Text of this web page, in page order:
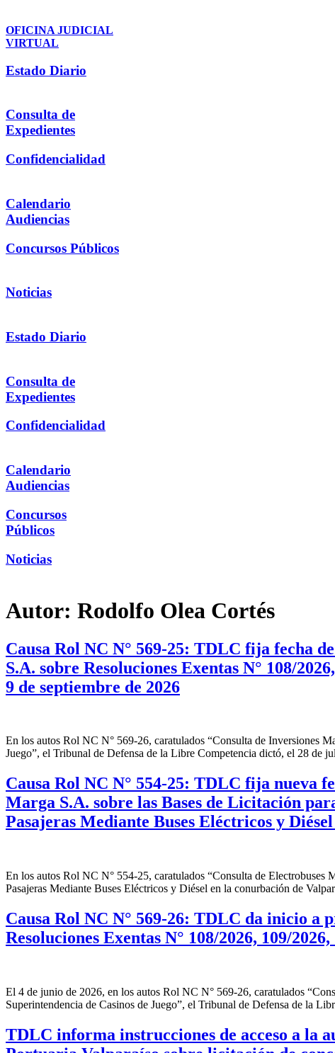
OFICINA JUDICIAL
VIRTUAL
Estado Diario
Consulta de
Expedientes
Confidencialidad
Calendario
Audiencias
Concursos Públicos
Noticias
Estado Diario
Consulta de
Expedientes
Confidencialidad
Calendario
Audiencias
Concursos
Públicos
Noticias
Autor: Rodolfo Olea Cortés
Causa Rol NC N° 569-25: TDLC fija fecha
S.A. sobre Resoluciones Exentas N° 108/
9 de septiembre de 2026
En los autos Rol NC N° 569-26, caratulados “Consulta de Inversiones
Juego”, el Tribunal de Defensa de la Libre Competencia dictó, el 28
Causa Rol NC N° 554-25: TDLC fija nueva
Marga S.A. sobre las Bases de Licitación
Pasajeras Mediante Buses Eléctricos y
En los autos Rol NC N° 554-25, caratulados “Consulta de
Pasajeras Mediante Buses Eléctricos y Diésel en la conurbación de
Causa Rol NC N° 569-26: TDLC da inicio a
Resoluciones Exentas N° 108/2026, 109/
El 4 de junio de 2026, en los autos Rol NC N° 569-26, caratulados
Superintendencia de Casinos de Juego”, el Tribunal de Defensa de la
TDLC informa instrucciones de acceso a la